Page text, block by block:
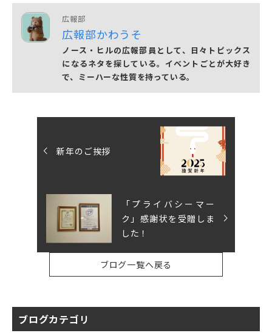
広報部
広報部かわうそ
ノース・ヒルの広報部員として、日々トピックス
になるネタを探している。イベントごとが大好き
で、ミーハーな性質を持っている。
新年のご挨拶
「プライバシーマー
ク」感謝状を受贈しま
した！
ブログ一覧へ戻る
ブログカテゴリ